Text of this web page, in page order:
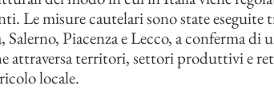
Le misure cautelari sono state eseguite
Salerno, Piacenza e Lecco, a conferma di
attraversa territori, settori produttivi e
locale.